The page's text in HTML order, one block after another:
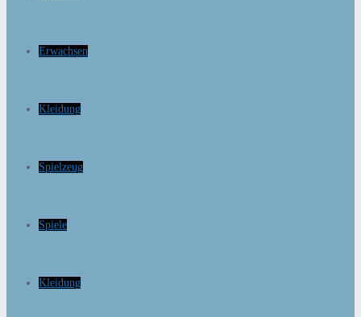
Erwachsen
Kleidung
Spielzeug
Spiele
Kleidung